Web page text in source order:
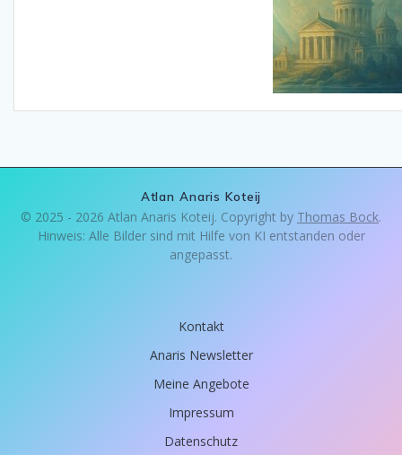
Atlan Anaris Koteij
© 2025 - 2026 Atlan Anaris Koteij. Copyright by Thomas Bock.
Hinweis: Alle Bilder sind mit Hilfe von KI entstanden oder
angepasst.
Kontakt
Anaris Newsletter
Meine Angebote
Impressum
Datenschutz